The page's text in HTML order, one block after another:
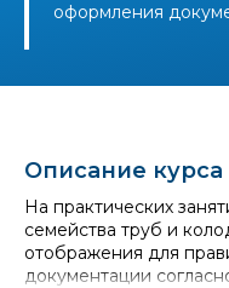
оформления
Описание курса
На практических
семейства труб и
отображения для
документации